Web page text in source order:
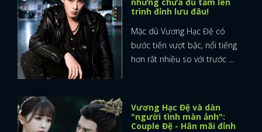
trình đỉnh lưu đâu!
Mặc dù Vương Hạc Đệ có
bước tiến vượt bậc, nổi tiếng
hơn rất nhiều so với trước ...
Vương Hạc Đệ và dàn
"người tình màn ảnh":
Couple Đệ - Hân mãi đỉnh